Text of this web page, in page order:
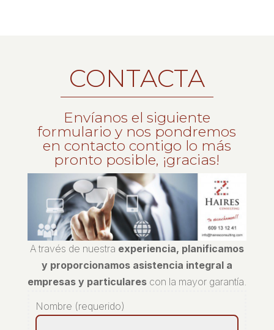
CONTACTA
Envíanos el siguiente
formulario y nos pondremos
en contacto contigo lo más
pronto posible, ¡gracias!
A través de nuestra experiencia, planificamos
y proporcionamos asistencia integral a
empresas y particularescon la mayor garantía.
Nombre (requerido)